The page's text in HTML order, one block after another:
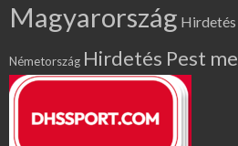
Magyarország
Németország Hirdetés Pest